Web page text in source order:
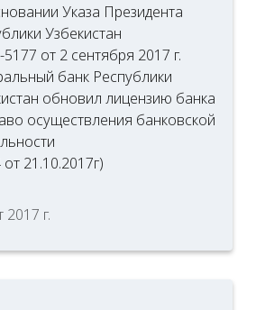
Указа Президента
Узбекистан
от 2 сентября 2017 г.
банк Республики
обновил лицензию банка
осуществления банковской
21.10.2017г)
2017 г.